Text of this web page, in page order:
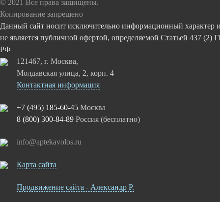
© 2021 Все права защищены.
Копирование запрещено
Данный сайт носит исключительно информационный характер
не является публичной офертой, определяемой Статьей 437 (2)
РФ
121467, г. Москва,
Молдавская улица, 2, корп. 4
Контактная информация
+7 (495) 185-60-45 Москва
8 (800) 300-84-89 Россия (бесплатно)
info@aptekavolos.ru
Карта сайта
Продвижение сайта - Александр Р.